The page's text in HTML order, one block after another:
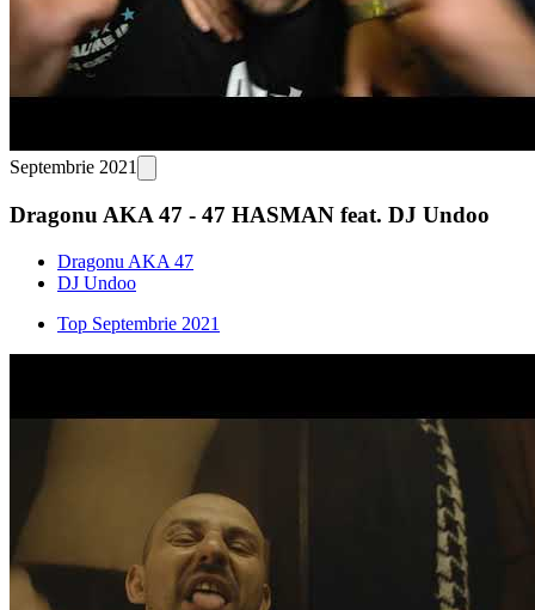
Septembrie 2021
Dragonu AKA 47 - 47 HASMAN feat. DJ Undoo
Dragonu AKA 47
DJ Undoo
Top Septembrie 2021